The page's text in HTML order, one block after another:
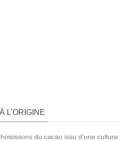
L’ORIGINE
du cacao issu d’une culture